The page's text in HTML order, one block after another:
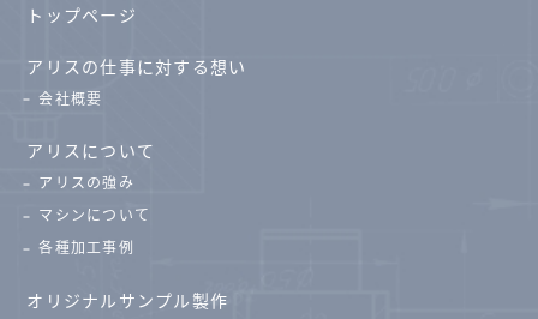
トップページ
アリスの仕事に対する想い
会社概要
アリスについて
アリスの強み
マシンについて
各種加工事例
オリジナルサンプル製作